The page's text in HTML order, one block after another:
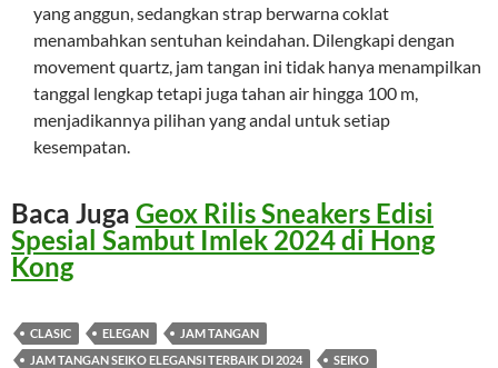
yang anggun, sedangkan strap berwarna coklat
menambahkan sentuhan keindahan. Dilengkapi dengan
movement quartz, jam tangan ini tidak hanya menampilkan
tanggal lengkap tetapi juga tahan air hingga 100 m,
menjadikannya pilihan yang andal untuk setiap
kesempatan.
Baca Juga Geox Rilis Sneakers Edisi
Spesial Sambut Imlek 2024 di Hong
Kong
CLASIC ELEGAN
JAM TANGAN
JAM TANGAN SEIKO ELEGANSI TERBAIK DI 2024
SEIKO